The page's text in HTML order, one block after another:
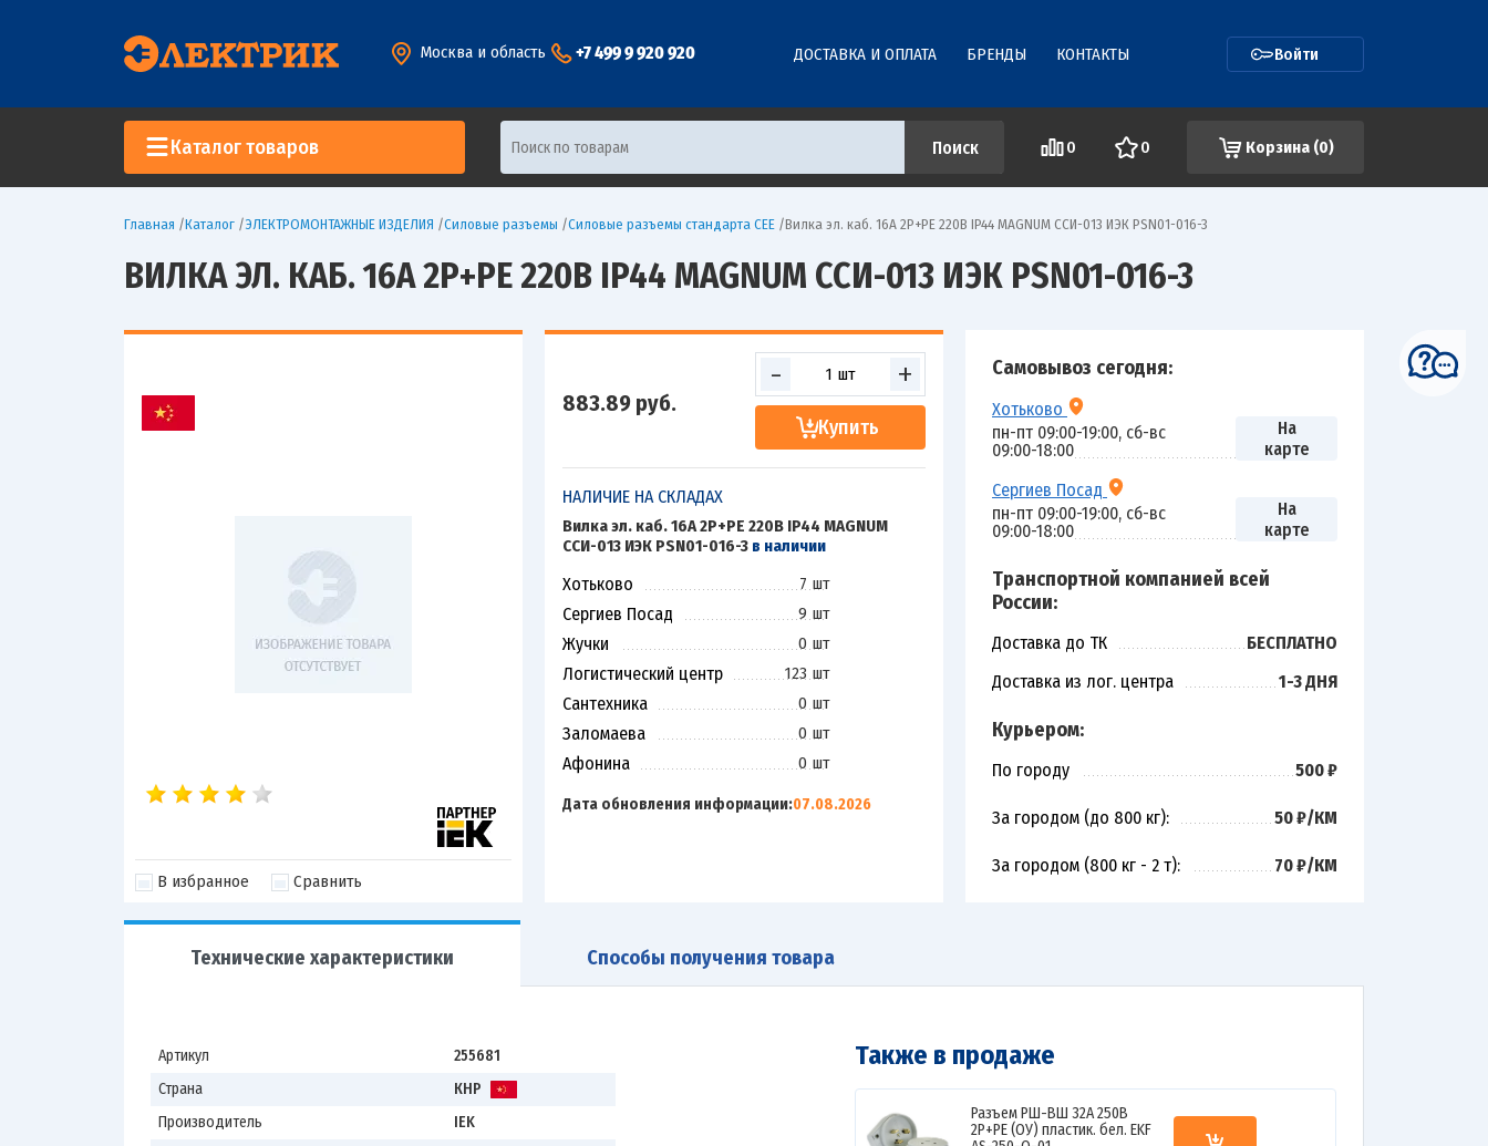
Москва и область +7 499 9 920 920 ДОСТАВКА И ОПЛАТА БРЕНДЫ КОНТАКТЫ Войти
Каталог товаров 0 0 Корзина (0)
Главная /Каталог /ЭЛЕКТРОМОНТАЖНЫЕ ИЗДЕЛИЯ /Силовые разъемы /Силовые разъемы стандарта CEE /Вилка эл. каб. 16А 2P+PE 220В IP44 MAGNUM ССИ-013 ИЭК PSN01-016-3
ВИЛКА ЭЛ. КАБ. 16А 2P+PE 220В IP44 MAGNUM ССИ-013 ИЭК PSN01-016-3
В избранное Сравнить
883.89 руб.
- +
Купить
НАЛИЧИЕ НА СКЛАДАХ
Вилка эл. каб. 16А 2P+PE 220В IP44 MAGNUM
ССИ-013 ИЭК PSN01-016-3 в наличии
Хотьково 7 шт
Сергиев Посад 9 шт
Жучки 0 шт
Логистический центр 123 шт
Сантехника 0 шт
Заломаева 0 шт
Афонина 0 шт
Дата обновления информации:07.08.2026
Самовывоз сегодня:
Хотьково
пн-пт 09:00-19:00, сб-вс
09:00-18:00
На
карте
Сергиев Посад
пн-пт 09:00-19:00, сб-вс
09:00-18:00
На
карте
Транспортной компанией всей
России:
Доставка до ТК
БЕСПЛАТНО
Доставка из лог. центра
1-3 ДНЯ
Курьером:
По городу 500 ₽
За городом (до 800 кг): 50 ₽/КМ
За городом (800 кг - 2 т): 70 ₽/КМ
Технические характеристики Способы получения товара
Артикул
255681
Страна
КНР
Производитель
IEK
Также в продаже
Разъем РШ-ВШ 32А 250В
2P+PE (ОУ) пластик. бел. EKF